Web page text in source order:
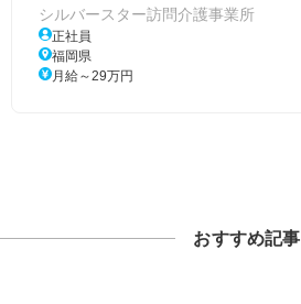
シルバースター訪問介護事業所
正社員
福岡県
月給～29万円
おすすめ記事